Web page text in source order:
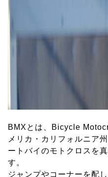
BMXとは、Bicycle
メリカ・カリフォルニア
ートバイのモトクロスを
す。
ジャンプやコーナーを配